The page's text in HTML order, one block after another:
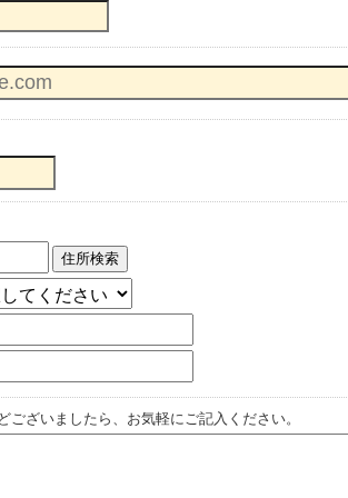
住所検索
ございましたら、お気軽にご記入ください。